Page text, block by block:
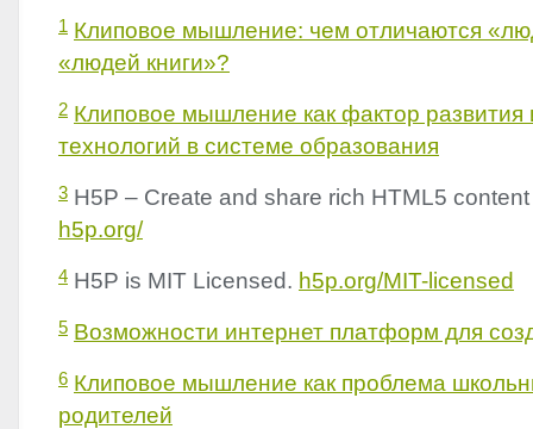
1 Клиповое мышление: чем отличаются
«людей книги»?
2 Клиповое мышление как фактор
технологий в системе образования
3 H5P – Create and share rich HTML5
h5p.org/
4 H5P is MIT Licensed. h5p.org/MIT-licensed
5 Возможности интернет платформ для
6 Клиповое мышление как проблема
родителей